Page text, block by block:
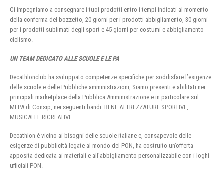
Ci impegniamo a consegnare i tuoi prodotti entro i tempi indicati al momento
della conferma del bozzetto, 20 giorni per i prodotti abbigliamento, 30 giorni
per i prodotti sublimati degli sport e 45 giorni per costumi e abbigliamento
ciclismo.
UN TEAM DEDICATO ALLE SCUOLE E LE PA
Decathlonclub ha sviluppato competenze specifiche per soddisfare l’esigenze
delle scuole e delle Pubbliche amministrazioni, Siamo presenti e abilitati nei
principali marketplace della Pubblica Amministrazione e in particolare sul
MEPA di Consip, nei seguenti bandi: BENI: ATTREZZATURE SPORTIVE,
MUSICALI E RICREATIVE
Decathlon è vicino ai bisogni delle scuole italiane e, consapevole delle
esigenze di pubblicità legate al mondo del PON, ha costruito un’offerta
apposita dedicata ai materiali e all’abbigliamento personalizzabile con i loghi
ufficiali PON.